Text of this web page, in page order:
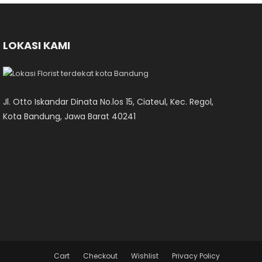
LOKASI KAMI
Jl. Otto Iskandar Dinata No.los 15, Ciateul, Kec. Regol,
Kota Bandung, Jawa Barat 40241
Cart Checkout Wishlist Privacy Policy